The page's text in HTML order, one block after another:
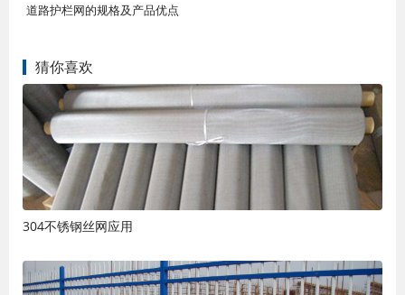
道路护栏网的规格及产品优点
猜你喜欢
304不锈钢丝网应用